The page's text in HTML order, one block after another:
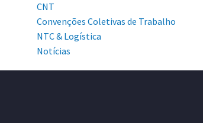
CNT
Convenções Coletivas de Trabalho
NTC & Logística
Notícias